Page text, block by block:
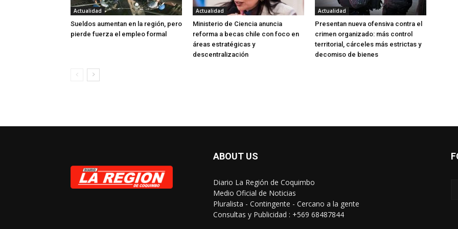
Actualidad
Sueldos aumentan en la región, pero
pierde fuerza el empleo formal
Actualidad
Ministerio de Ciencia anuncia
reforma a becas chile con foco en
áreas estratégicas y
descentralización
Actualidad
Presentan nueva ofensiva contra el
crimen organizado: más control
territorial, cárceles más estrictas y
decomiso de bienes
ABOUT US
Diario La Región de Coquimbo
Medio Oficial de Noticias
Pluralista - Contingente - Cercano a la gente
Consultas y Publicidad : +569 68487844